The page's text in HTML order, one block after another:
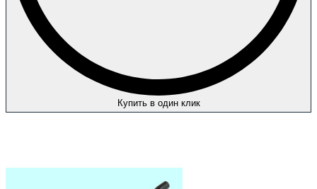
Купить в один клик